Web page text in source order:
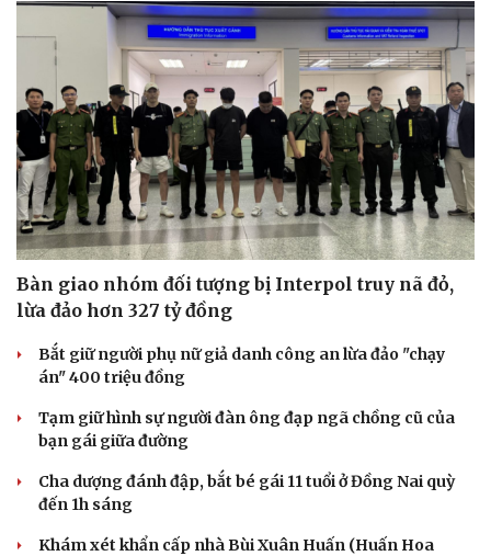
Bàn giao nhóm đối tượng bị Interpol truy nã đỏ,
lừa đảo hơn 327 tỷ đồng
Bắt giữ người phụ nữ giả danh công an lừa đảo "chạy
án" 400 triệu đồng
Tạm giữ hình sự người đàn ông đạp ngã chồng cũ của
bạn gái giữa đường
Cha dượng đánh đập, bắt bé gái 11 tuổi ở Đồng Nai quỳ
đến 1h sáng
Khám xét khẩn cấp nhà Bùi Xuân Huấn (Huấn Hoa